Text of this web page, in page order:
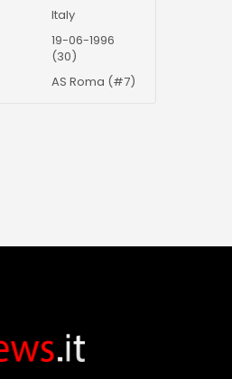
Italy
19-06-1996
(30)
AS Roma (#7)